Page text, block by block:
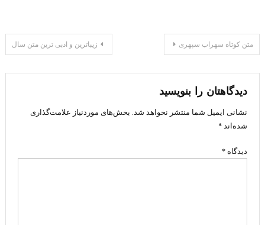
راهبری
نوشته
زیباترین و ادبی ترین متن سال متن کوتاه سهراب سپهری
دیدگاهتان را بنویسید
نشانی ایمیل شما منتشر نخواهد شد. بخش‌های موردنیاز علامت‌گذاری
شده‌اند*
دیدگاه *